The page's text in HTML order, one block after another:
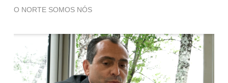
O NORTE SOMOS NÓS